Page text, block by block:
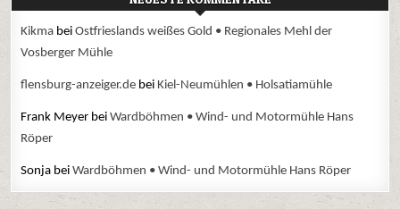
Kikma beiOstfrieslands weißes Gold • Regionales Mehl der
Vosberger Mühle
flensburg-anzeiger.de bei Kiel-Neumühlen • Holsatiamühle
Frank Meyer beiWardböhmen • Wind- und Motormühle Hans
Röper
Sonja beiWardböhmen • Wind- und Motormühle Hans Röper